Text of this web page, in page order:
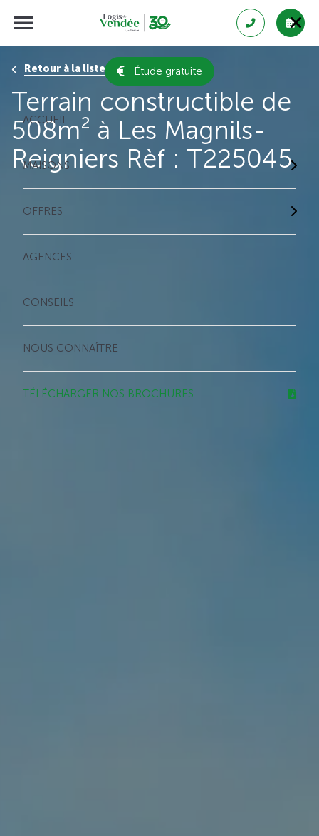
Étude gratuite
ACCUEIL
MAISONS
OFFRES
AGENCES
CONSEILS
NOUS CONNAÎTRE
TÉLÉCHARGER NOS BROCHURES
Retour à la liste des résultats
Terrain constructible de
508m² à Les Magnils-
Reigniers Rèf : T225045